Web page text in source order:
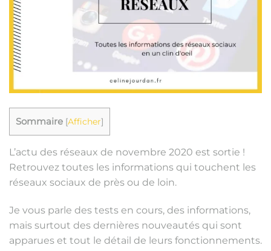
Sommaire [Afficher]
L’actu des réseaux de novembre 2020 est sortie !
Retrouvez toutes les informations qui touchent les
réseaux sociaux de près ou de loin.
Je vous parle des tests en cours, des informations,
mais surtout des dernières nouveautés qui sont
apparues et tout le détail de leurs fonctionnements.